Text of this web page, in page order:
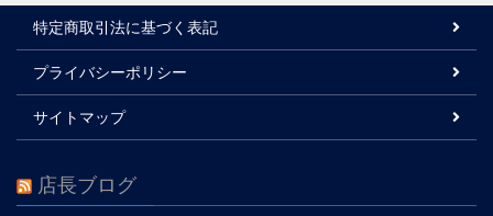
特定商取引法に基づく表記
プライバシーポリシー
サイトマップ
店長ブログ